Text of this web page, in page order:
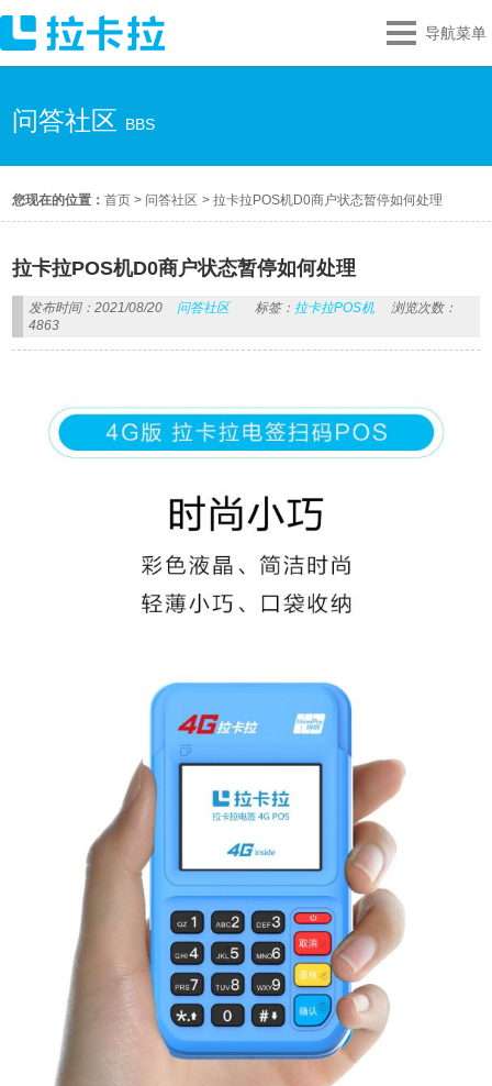
导航菜单
问答社区 BBS
您现在的位置：首页 > 问答社区 >拉卡拉POS机D0商户状态暂停如何处理
拉卡拉POS机D0商户状态暂停如何处理
发布时间：2021/08/20 问答社区 标签： 拉卡拉POS机
浏览次数：
4863